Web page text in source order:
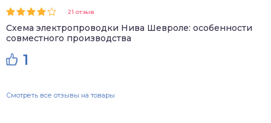
21 отзыв
Схема электропроводки Нива Шевроле: особенности
совместного производства
1
Смотреть все отзывы на товары